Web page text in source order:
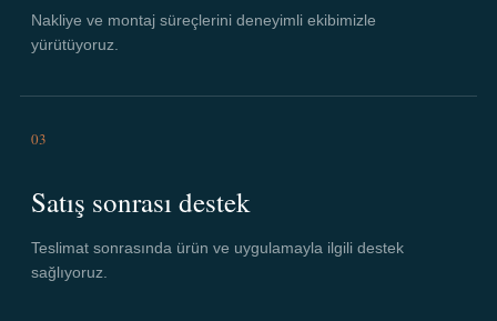
Nakliye ve montaj süreçlerini deneyimli ekibimizle
yürütüyoruz.
03
Satış sonrası destek
Teslimat sonrasında ürün ve uygulamayla ilgili destek
sağlıyoruz.